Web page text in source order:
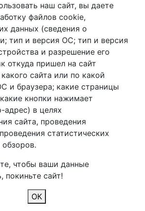
38-08
- оптовые продажи
Щелково, пер.
владение 2.
наш сайт, вы даете
файлов cookie,
данных (сведения о
тип и версия ОС; тип и версия
и разрешение его
откуда пришел на сайт
сайта или по какой
и браузера; какие страницы
кнопки нажимает
адрес) в целях
сайта, проведения
статистических
чтобы ваши данные
покиньте сайт!
ОК